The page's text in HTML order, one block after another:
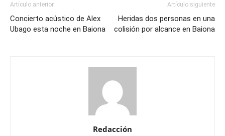
Artículo anterior
Concierto acústico de Alex
Ubago esta noche en Baiona
Artículo siguiente
Heridas dos personas en una
colisión por alcance en Baiona
Redacción